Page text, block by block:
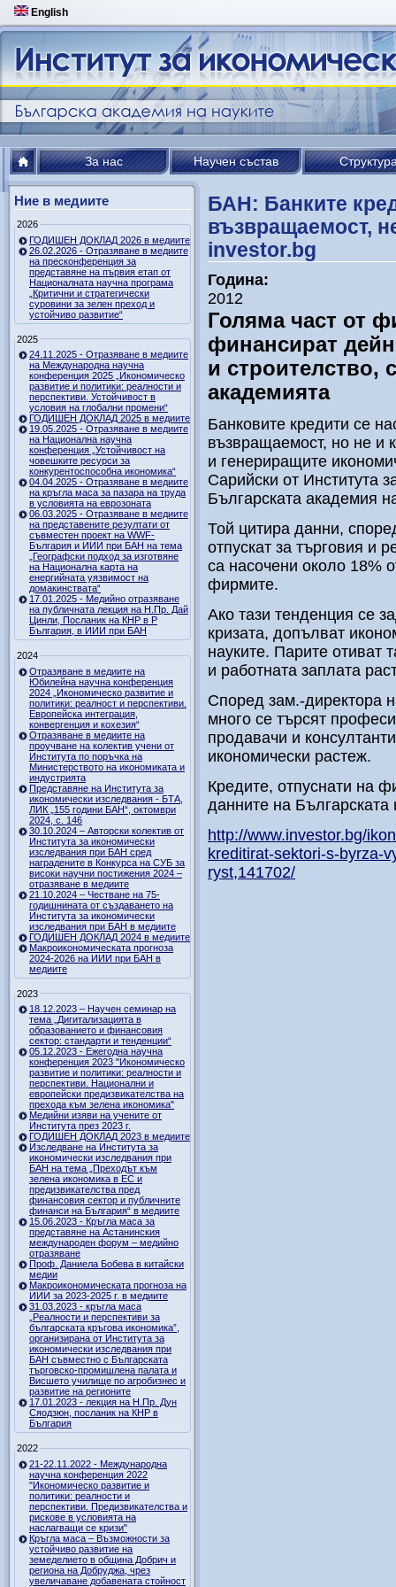
English
За нас Научен състав
Ние в медиите
2026
ГОДИШЕН ДОКЛАД 2026 в медиите
26.02.2026 - Отразяване в медиите
на пресконференция за
представяне на първия етап от
Националната научна програма
„Критични и стратегически
суровини за зелен преход и
устойчиво развитие“
2025
24.11.2025 - Отразяване в медиите
на Международна научна
конференция 2025 „Икономическо
развитие и политики: реалности и
перспективи. Устойчивост в
условия на глобални промени“
ГОДИШЕН ДОКЛАД 2025 в медиите
19.05.2025 - Отразяване в медиите
на Национална научна
конференция „Устойчивост на
човешките ресурси за
конкурентоспособна икономика“
04.04.2025 - Отразяване в медиите
на кръгла маса за пазара на труда
в условията на еврозоната
06.03.2025 - Отразяване в медиите
на представените резултати от
съвместен проект на WWF-
България и ИИИ при БАН на тема
„Географски подход за изготвяне
на Национална карта на
енергийната уязвимост на
домакинствата“
17.01.2025 - Медийно отразяване
на публичната лекция на Н.Пр. Дай
Цинли, Посланик на КНР в Р
България, в ИИИ при БАН
2024
Отразяване в медиите на
Юбилейна научна конференция
2024 „Икономическо развитие и
политики: реалност и перспективи.
Европейска интеграция,
конвергенция и кохезия“
Отразяване в медиите на
проучване на колектив учени от
Института по поръчка на
Министерството на икономиката и
индустрията
Представяне на Института за
икономически изследвания - БТА,
ЛИК „155 години БАН“, октомври
2024, с. 146
30.10.2024 – Авторски колектив от
Института за икономически
изследвания при БАН сред
наградените в Конкурса на СУБ за
високи научни постижения 2024 –
отразяване в медиите
21.10.2024 – Честване на 75-
годишнината от създаването на
Института за икономически
изследвания при БАН в медиите
ГОДИШЕН ДОКЛАД 2024 в медиите
Макроикономическата прогноза
2024-2026 на ИИИ при БАН в
медиите
2023
18.12.2023 – Научен семинар на
тема „Дигитализацията в
образованието и финансовия
сектор: стандарти и тенденции“
05.12.2023 - Ежегодна научна
конференция 2023 "Икономическо
развитие и политики: реалности и
перспективи. Национални и
европейски предизвикателства на
прехода към зелена икономика"
Медийни изяви на учените от
Института през 2023 г.
ГОДИШЕН ДОКЛАД 2023 в медиите
Изследване на Института за
икономически изследвания при
БАН на тема „Преходът към
зелена икономика в ЕС и
предизвикателства пред
финансовия сектор и публичните
финанси на България“ в медиите
15.06.2023 - Кръгла маса за
представяне на Астанинския
международен форум – медийно
отразяване
Проф. Даниела Бобева в китайски
медии
Макроикономическата прогноза на
ИИИ за 2023-2025 г. в медиите
31.03.2023 - кръгла маса
„Реалности и перспективи за
българската кръгова икономика”,
организирана от Института за
икономически изследвания при
БАН съвместно с Българската
търговско-промишлена палата и
Висшето училище по агробизнес и
развитие на регионите
17.01.2023 - лекция на Н.Пр. Дун
Сяодзюн, посланик на КНР в
България
2022
21-22.11.2022 - Международна
научна конференция 2022
"Икономическо развитие и
политики: реалности и
перспективи. Предизвикателства и
рискове в условията на
наслагващи се кризи"
Кръгла маса – Възможности за
устойчиво развитие на
земеделието в община Добрич и
региона на Добруджа, чрез
увеличаване добавената стойност
БАН: Банките
възвращаемост,
investor.bg
Година:
2012
Голяма част от
финансират
и строителство,
академията
Банковите кредити се
възвращаемост, но не и
и генериращите
Сарийски от Института
Българската академия
Той цитира данни,
отпускат за търговия и
са насочени около 18%
фирмите.
Ако тази тенденция се
кризата, допълват
науките. Парите отиват
и работната заплата
Според зам.-директора
много се търсят
продавачи и
икономически растеж.
Кредите, отпуснати на
данните на
http://www.investor.bg/
kreditirat-sektori-s-byrza-
ryst,141702/